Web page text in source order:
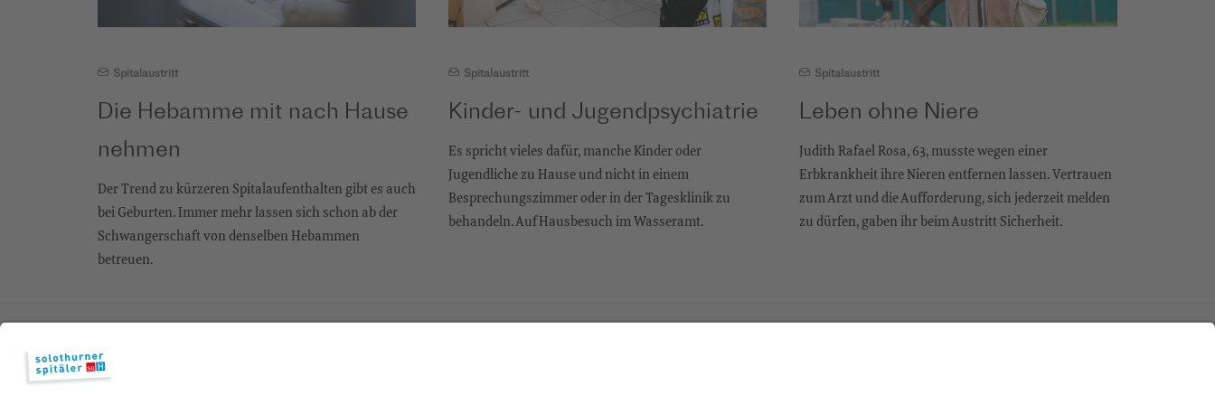
Spitalaustritt
Die Hebamme mit nach Hause
nehmen
Der Trend zu kürzeren Spitalaufenthalten gibt es auch
bei Geburten. Immer mehr lassen sich schon ab der
Schwangerschaft von denselben Hebammen
betreuen.
Spitalaustritt
Kinder- und Jugendpsychiatrie
Es spricht vieles dafür, manche Kinder oder
Jugendliche zu Hause und nicht in einem
Besprechungszimmer oder in der Tagesklinik zu
behandeln. Auf Hausbesuch im Wasseramt.
Spitalaustritt
Leben ohne Niere
Judith Rafael Rosa, 63, musste wegen einer
Erbkrankheit ihre Nieren entfernen lassen. Vertrauen
zum Arzt und die Aufforderung, sich jederzeit melden
zu dürfen, gaben ihr beim Austritt Sicherheit.